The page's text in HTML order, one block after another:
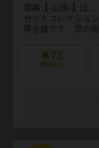
雷轟【-山吹-】は…
セットコレクショ
塔を建てて、雷の
73
興味あり